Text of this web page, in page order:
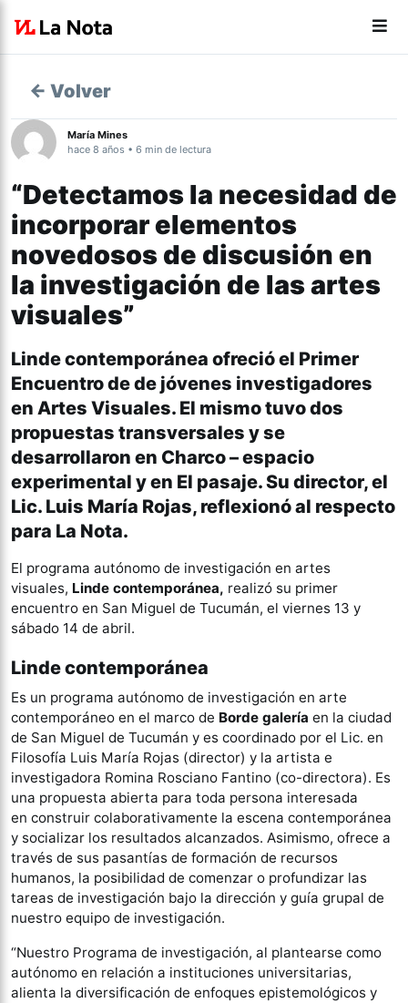
← Volver
María Mines
hace 8 años • 6 min de lectura
“Detectamos la necesidad de
incorporar elementos
novedosos de discusión en
la investigación de las artes
visuales”
Linde contemporánea ofreció el Primer
Encuentro de de jóvenes investigadores
en Artes Visuales. El mismo tuvo dos
propuestas transversales y se
desarrollaron en Charco – espacio
experimental y en El pasaje. Su director, el
Lic. Luis María Rojas, reflexionó al respecto
para La Nota.
El programa autónomo de investigación en artes
visuales, Linde contemporánea, realizó su primer
encuentro en San Miguel de Tucumán, el viernes 13 y
sábado 14 de abril.
Linde contemporánea
Es un programa autónomo de investigación en arte
contemporáneo en el marco de Borde galería en la ciudad
de San Miguel de Tucumán y es coordinado por el Lic. en
Filosofía Luis María Rojas (director) y la artista e
investigadora Romina Rosciano Fantino (co-directora). Es
una propuesta abierta para toda persona interesada
en construir colaborativamente la escena contemporánea
y socializar los resultados alcanzados. Asimismo, ofrece a
través de sus pasantías de formación de recursos
humanos, la posibilidad de comenzar o profundizar las
tareas de investigación bajo la dirección y guía grupal de
nuestro equipo de investigación.
“Nuestro Programa de investigación, al plantearse como
autónomo en relación a instituciones universitarias,
alienta la diversificación de enfoques epistemológicos y